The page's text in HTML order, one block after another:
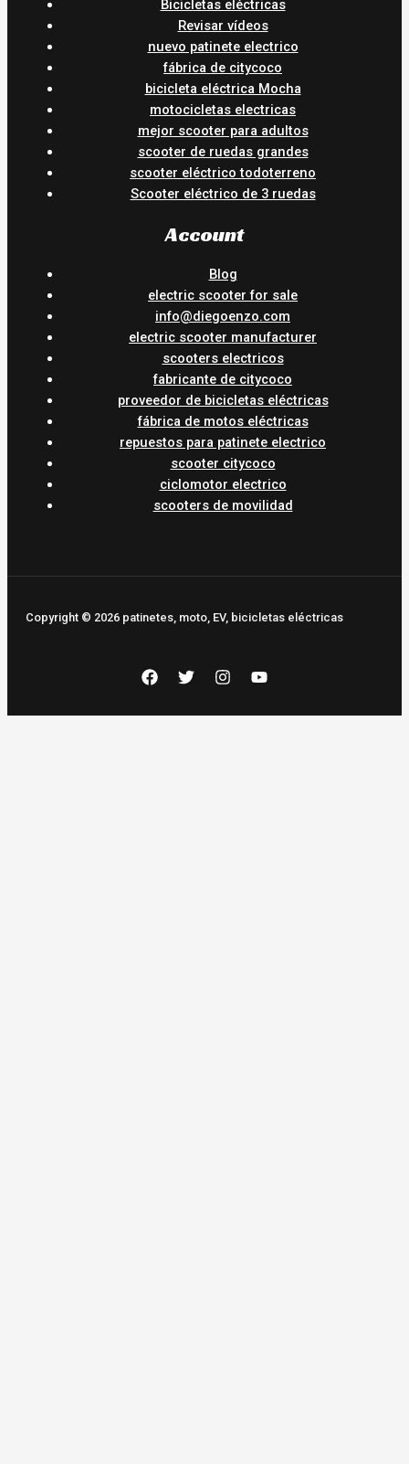
Bicicletas eléctricas
Revisar vídeos
nuevo patinete electrico
fábrica de citycoco
bicicleta eléctrica Mocha
motocicletas electricas
mejor scooter para adultos
scooter de ruedas grandes
scooter eléctrico todoterreno
Scooter eléctrico de 3 ruedas
Account
Blog
electric scooter for sale
info@diegoenzo.com
electric scooter manufacturer
scooters electricos
fabricante de citycoco
proveedor de bicicletas eléctricas
fábrica de motos eléctricas
repuestos para patinete electrico
scooter citycoco
ciclomotor electrico
scooters de movilidad
Copyright © 2026 patinetes, moto, EV, bicicletas eléctricas